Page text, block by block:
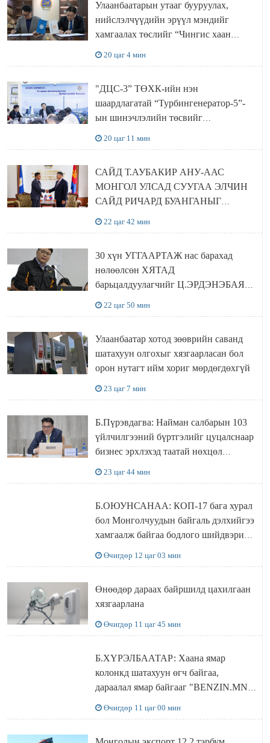
Улаанбаатарын утааг бууруулах,
нийслэлчүүдийн эрүүл мэндийг
хамгаалах төслийг “Чингис хаан
20 цаг 4 мин
"ДЦС-3” ТӨХК-ийн нэн
шаардлагатай “Турбингенератор-5”-
ын шинэчлэлийн төсвийг
20 цаг 11 мин
САЙД Т.АУБАКИР АНУ-ААС
МОНГОЛ УЛСАД СУУГАА ЭЛЧИН
САЙД РИЧАРД БУАНГАНЫГ
22 цаг 42 мин
30 хүн УГГААРТАЖ нас барахад
нөлөөлсөн ХЯТАД
барьцалдуулагчийг Ц.ЭРДЭНЭБАЯР
22 цаг 50 мин
Улаанбаатар хотод зөөврийн саванд
шатахуун олгохыг хязгаарласан бол
орон нутагт ийм хориг мөрдөгдөхгүй
23 цаг 7 мин
Б.Пүрэвдагва: Найман салбарын 103
үйлчилгээний бүртгэлийг цуцалснаар
бизнес эрхлэхэд таатай нөхцөл
23 цаг 44 мин
Б.ОЮУНСАНАА: КОП-17 бага хурал
бол Монголчуудын байгаль дэлхийгээ
хамгаалж байгаа бодлого шийдвэрийг
Өчигдөр 12 цаг 03 мин
Өнөөдөр дараах байршилд цахилгаан
хязгаарлана
Өчигдөр 11 цаг 45 мин
Б.ХҮРЭЛБААТАР: Хаана ямар
колонкд шатахуун өгч байгаа,
дараалал ямар байгааг "BENZIN.MN”
Өчигдөр 11 цаг 00 мин